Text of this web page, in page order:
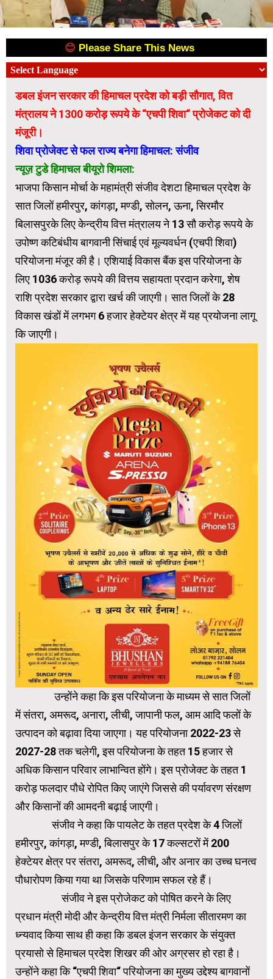
😊 Please Share This News
डबल इंजन सरकार की हिमाचल प्रदेश को बड़ी सौगात, वित
मंत्रालय ने 1300 करोड़ रूपये के “एचपी शिवा“ प्रोजेकट को दी
मंजूरी।
शिवा प्रोजेक्ट से फल राज्य बनेगा हिमाचल: संजीव
न्यूज़ टुडे हिमाचल बीयूरो शिमला:
भाजपा किसान मोर्चा के महामंत्री संजीव देशटा हिमाचल प्रदेश के
सात जिलों हमीरपुर, कांगड़ा, मण्डी, सोलन, ऊना, सिरमौर
बिलासपुरके लिए केन्द्रीय वित्त मंत्रालय ने 13 सौ करोड़ रूपये के
उपोष्ण कटिबंधीय बागवानी सिंचाई एवं मूल्यवर्धन (एचपी शिवा)
परियोजना मंजूर की है। एशियाई विकास बैंक इस परियोजना के
लिए 1036 करोड़ रूपये की वित्तय सहायता प्रदान करेगा, शेष
राशि प्रदेश सरकार द्वारा खर्च की जाएगी। सात जिलों के 28
विकास खंडों में लगभग 6 हजार हेक्टेयर क्षेत्र में यह प्रयोजना लागू
कि जाएगी।
उन्होंने कहा कि इस परियोजना के माध्यम से सात जिलों
में संतरा, अमरूद, अनारा, लीची, जापानी फल, आम आदि फलों के
उत्पादन को बढ़ावा दिया जाएगा। यह परियोजना 2022-23 से
2027-28 तक चलेगी, इस परियोजना के तहत 15 हजार से
अधिक किसान परिवार लाभान्वित होंगे। इस प्रोजेक्ट के तहत 1
करोड़ फलदार पौधे रोपित किए जाएंगे जिससे की पर्यावरण संरक्षण
और किसानों की आमदनी बढ़ाई जाएगी।
संजीव ने कहा कि पायलेट के तहत प्रदेश के 4 जिलों
हमीरपुर, कांगड़ा, मण्डी, बिलासपुर के 17 कल्सटरों में 200
हेक्टेयर क्षेत्र पर संतरा, अमरूद, लीची, और अनार का उच्च घनत्व
पौधारोपण किया गया था जिसके परिणाम सफल रहे हैं।
संजीव ने इस प्रोजेकट को पोषित करने के लिए
प्रधान मंत्री मोदी और केन्द्रीय वित्त मंत्री निर्मला सीतारमण का
ध्न्यवाद किया साथ ही कहा कि डबल इंजन सरकार के संयुक्त
प्रयासो से हिमाचल प्रदेश शिखर की ओर अग्रसर हो रहा है।
उन्होंने कहा कि “एचपी शिवा“ परियोजना का मुख्य उद्देश्य बागवानों